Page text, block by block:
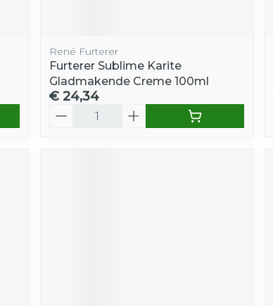
René Furterer
Furterer Sublime Karite
Gladmakende Creme 100ml
€ 24,34